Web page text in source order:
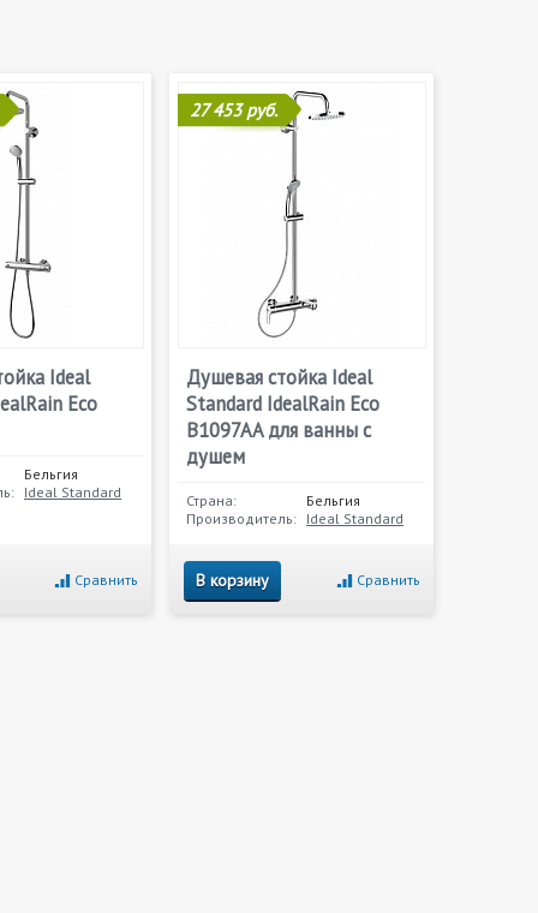
Ideal
Eco
Бельгия
Ideal Standard
Сравнить
27 453 руб.
Душевая стойка Ideal
Standard IdealRain Eco
B1097AA для ванны с
душем
Страна:
Бельгия
Производитель: Ideal Standard
В корзину Сравнить